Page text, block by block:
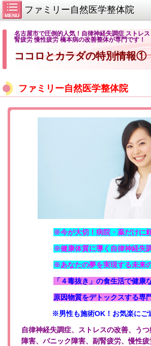
MENU
ファミリー自然医学整体院
名古屋市で圧倒的人気！自律神経失調症 ストレ
腎疲労 慢性疲労 橋本病の改善整体が専門です！
ココロとカラダの特別情報①
ファミリー自然医学整体院
※今が大切！病院・薬だけに
※健康体質に導く自律神経失
※あなたの夢を実現する未来
「４毒抜き」の食生活で健康
原因物質をデトックスする専
※男性も施術OK！お気楽にご
自律神経失調症、ストレスの改善、う
障害、パニック障害、副腎疲労、慢性